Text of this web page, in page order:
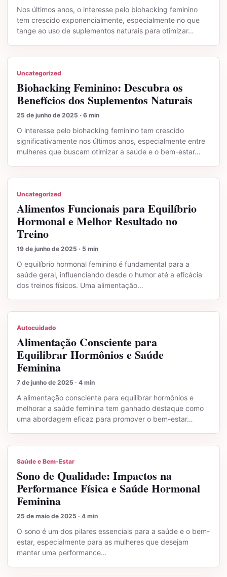
Nos últimos anos, o interesse pelo biohacking feminino
tem crescido exponencialmente, especialmente no que
tange ao uso de suplementos naturais para otimizar…
Uncategorized
Biohacking Feminino: Descubra os
Benefícios dos Suplementos Naturais
25 de junho de 2025 · 6 min
O interesse pelo biohacking feminino tem crescido
significativamente nos últimos anos, especialmente entre
mulheres que buscam otimizar a saúde e o bem-estar…
Uncategorized
Alimentos Funcionais para Equilíbrio
Hormonal e Melhor Resultado no
Treino
19 de junho de 2025 · 5 min
O equilíbrio hormonal feminino é fundamental para a
saúde geral, influenciando desde o humor até a eficácia
dos treinos físicos. Uma alimentação…
Autocuidado
Alimentação Consciente para
Equilibrar Hormônios e Saúde
Feminina
7 de junho de 2025 · 4 min
A alimentação consciente para equilibrar hormônios e
melhorar a saúde feminina tem ganhado destaque como
uma abordagem eficaz para promover o bem-estar…
Saúde e Bem-Estar
Sono de Qualidade: Impactos na
Performance Física e Saúde Hormonal
Feminina
25 de maio de 2025 · 4 min
O sono é um dos pilares essenciais para a saúde e o bem-
estar, especialmente para as mulheres que desejam
manter uma performance…